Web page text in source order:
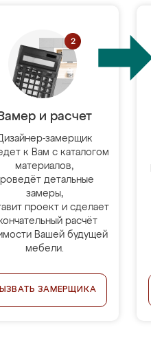
и расчет
замерщик
к Вам с каталогом
материалов,
детальные
замеры,
проект и сделает
расчёт
Вашей будущей
мебели.
ЗАМЕРЩИКА